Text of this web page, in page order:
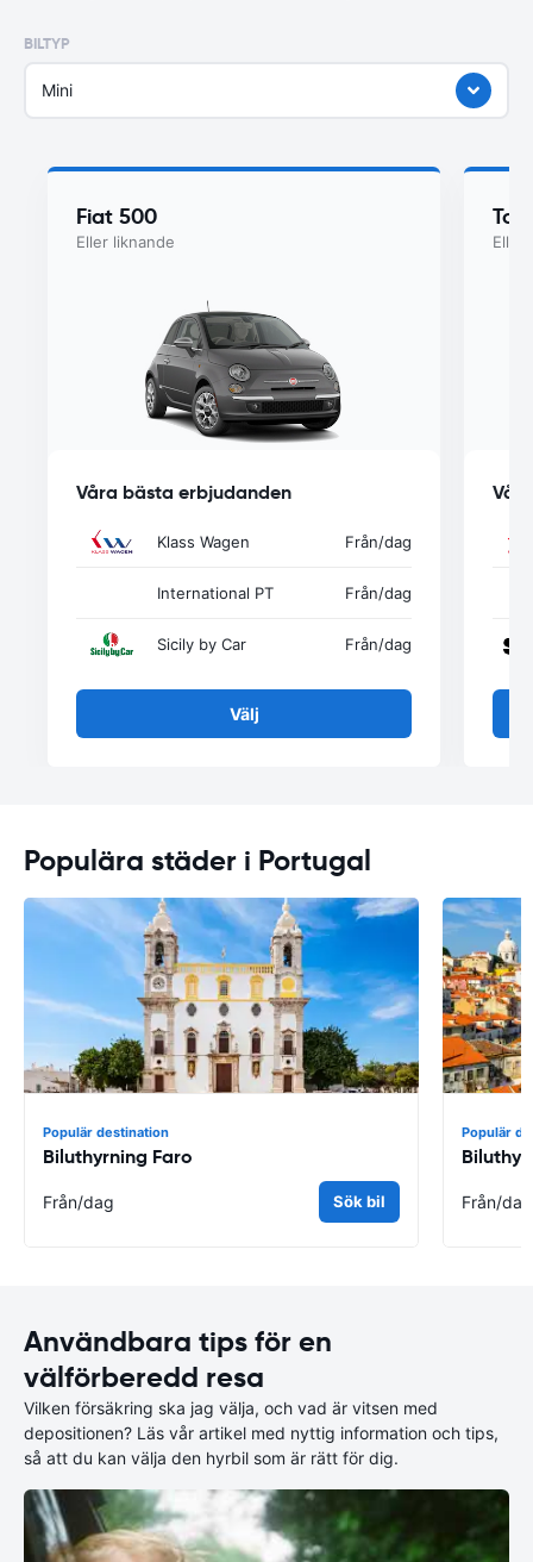
BILTYP
Mini
Fiat 500
Eller liknande
Våra bästa erbjudanden
Klass Wagen Från/dag
International PT Från/dag
Sicily by Car Från/dag
Välj
Eller
Populära städer i Portugal
Populär destination
Biluthyrning Faro
Från/dag Sök bil
Populär
Från/dag
Användbara tips för en
välförberedd resa
Vilken försäkring ska jag välja, och vad är vitsen med
depositionen? Läs vår artikel med nyttig information och tips,
så att du kan välja den hyrbil som är rätt för dig.